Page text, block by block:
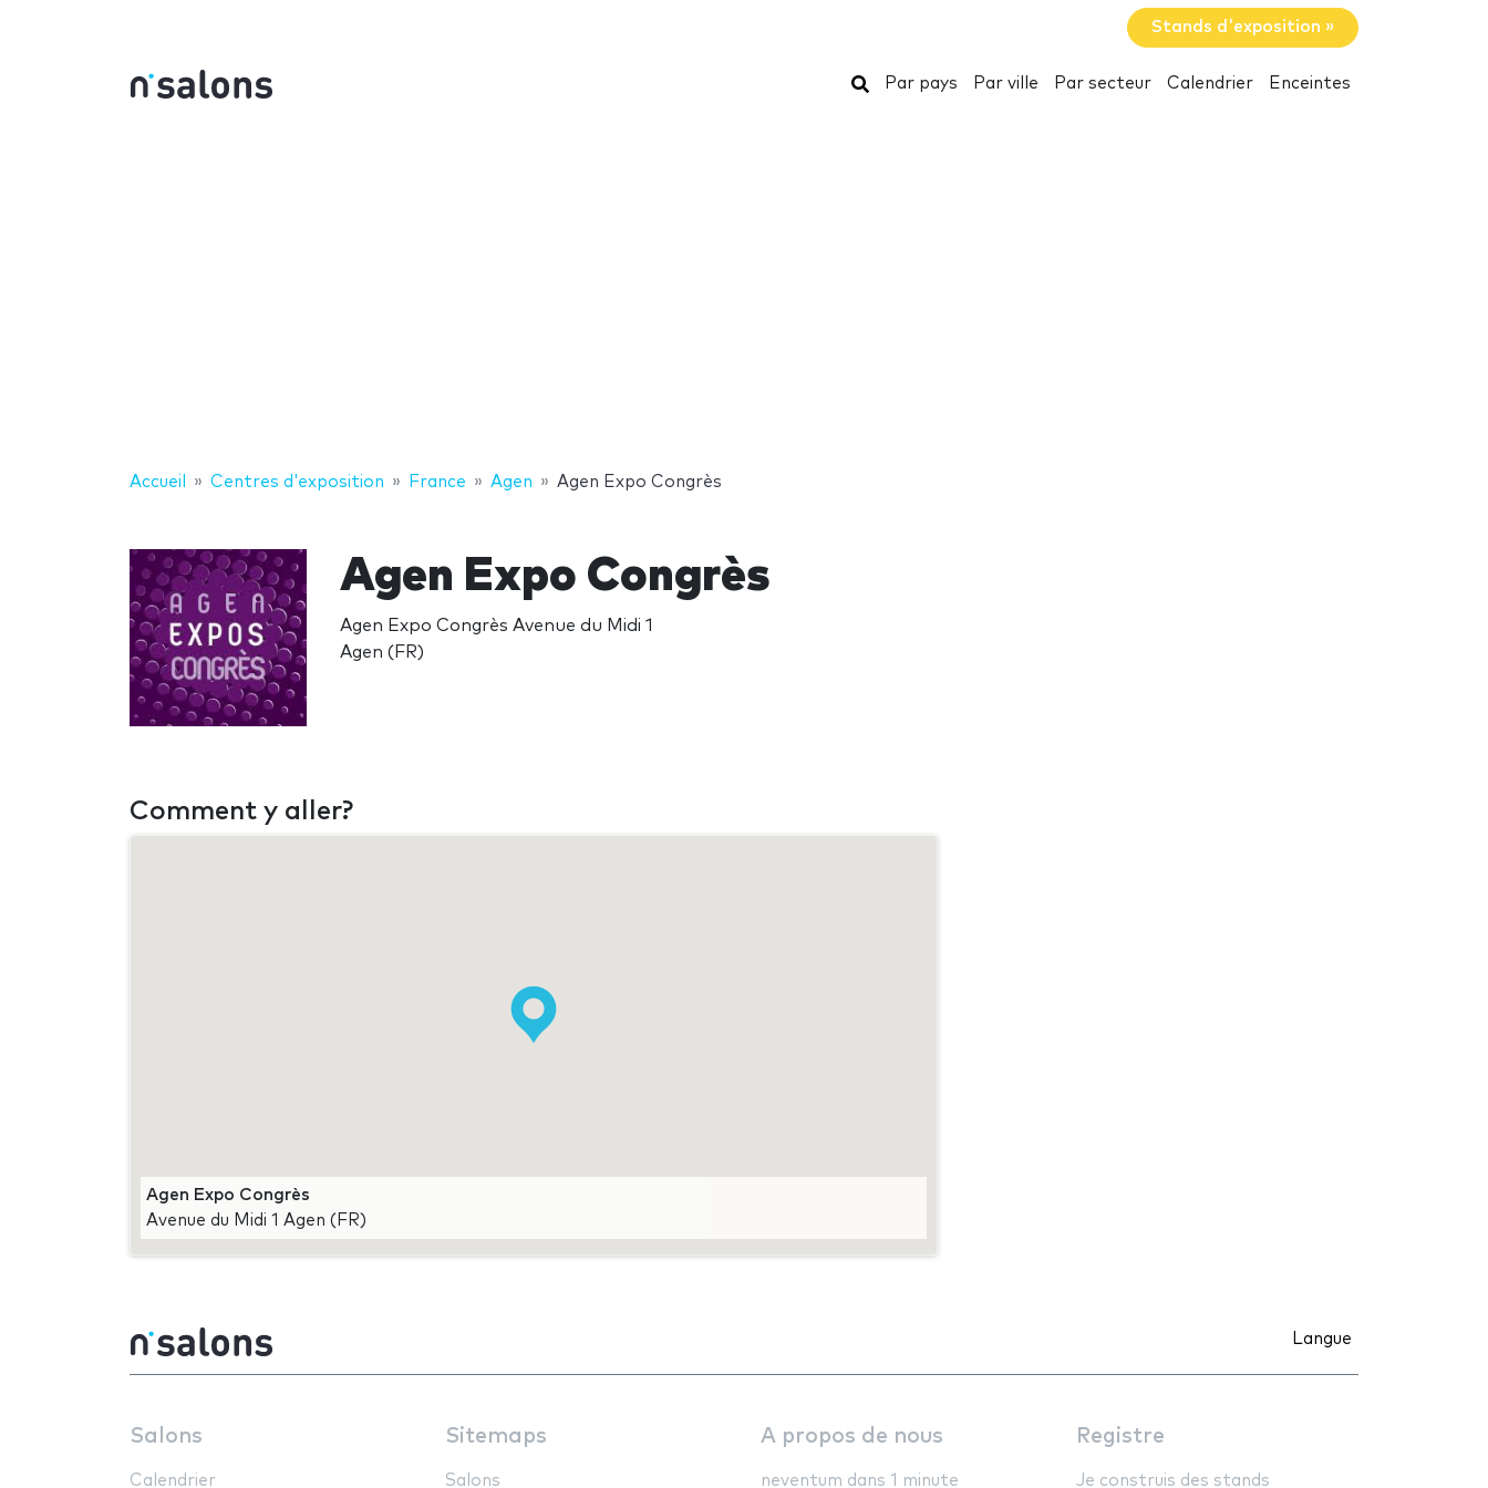
Stands d'exposition »
Rechercher
Par pays Par ville Par secteur Calendrier Enceintes
Accueil Centres d'exposition France Agen Agen Expo Congrès
Agen Expo Congrès
Agen Expo Congrès Avenue du Midi 1
Agen (FR)
Comment y aller?
Agen Expo Congrès
Avenue du Midi 1 Agen (FR)
Langue
Salons
Calendrier
Sitemaps
Salons
A propos de nous
neventum dans 1 minute
Registre
Je construis des stands